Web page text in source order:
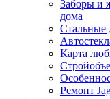
Заборы и
дома
Стальные
Карта
Ремонт